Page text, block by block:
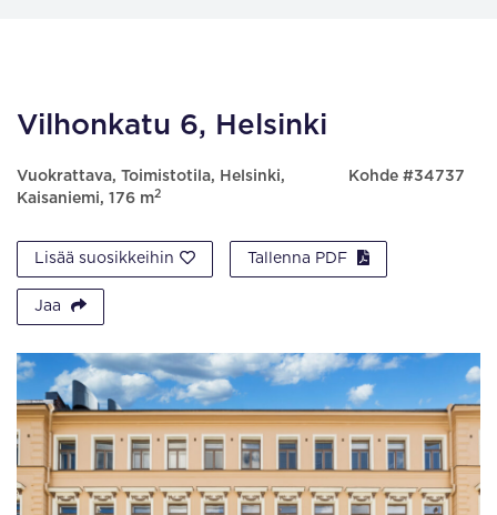
Vilhonkatu 6, Helsinki
Vuokrattava, Toimistotila, Helsinki,
Kaisaniemi, 176 m2
Kohde #34737
Lisää suosikkeihin Tallenna PDF
Jaa